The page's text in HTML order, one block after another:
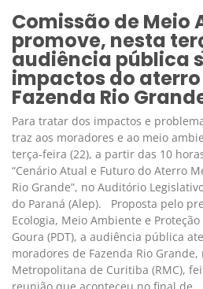
Comissão de Meio
promove, nesta
audiência pública
impactos do
Fazenda Rio
Para tratar dos impactos e
traz aos moradores e ao meio
terça-feira (22), a partir das 10
“Cenário Atual e Futuro do Aterro
Rio Grande”, no Auditório
do Paraná (Alep). Proposta pelo
Ecologia, Meio Ambiente e
Goura (PDT), a audiência pública
moradores de Fazenda Rio
Metropolitana de Curitiba (RMC),